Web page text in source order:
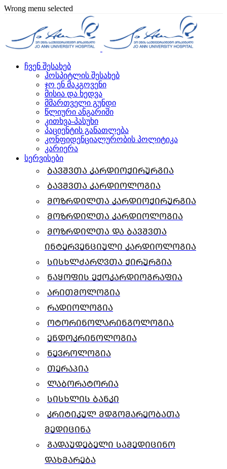
Wrong menu selected
ჩვენ შესახებ
ჰოსპიტლის შესახებ
ჯო ენ მაკგოვენი
მისია და ხედვა
მმართველი გუნდი
წლიური ანგარიში
კითხვა-პასუხი
პაციენტის განათლება
კონფიდენციალურობის პოლიტიკა
კარიერა
სერვისები
ბავშვთა კარდიოქირურგია
ბავშვთა კარდიოლოგია
მოზრდილთა კარდიოქირურგია
მოზრდილთა კარდიოლოგია
მოზრდილთა და ბავშვთა
ინტერვენციული კარდიოლოგია
სისხლძარღვთა ქირურგია
ნაყოფის ექოკარდიოგრაფია
არითმოლოგია
რადიოლოგია
ოტორინოლარინგოლოგია
ენდოკრინოლოგია
ნევროლოგია
თერაპია
ლაბორატორია
სისხლის ბანკი
კრიტიკულ მდგომარეობათა
მედიცინა
გადაუდებელი სამედიცინო
დახმარება